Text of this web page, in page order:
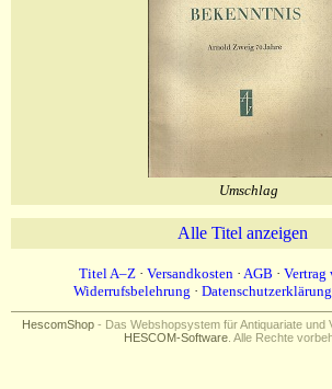
Umschlag
Alle Titel anzeigen
Titel A–Z · Versandkosten · AGB · Vertrag
Widerrufsbelehrung · Datenschutzerklärung
HescomShop - Das Webshopsystem für Antiquariate und
HESCOM-Software. Alle Rechte